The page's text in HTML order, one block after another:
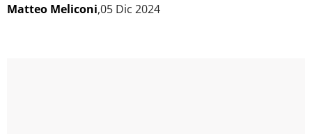
Matteo Meliconi,05 Dic 2024